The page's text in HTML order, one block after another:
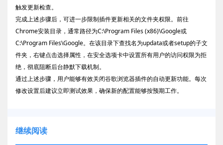
触发更新检查。
完成上述步骤后，可进一步限制插件更新相关的文件夹权限。前往
Chrome安装目录，通常路径为C:\Program Files (x86)\Google或
C:\Program Files\Google。在该目录下查找名为updata或者setup的子文
件夹，右键点击选择属性，在安全选项卡中设置所有用户的访问权限为拒
绝，彻底阻断后台静默下载机制。
通过上述步骤，用户能够有效关闭谷歌浏览器插件的自动更新功能。每次
修改设置后建议立即测试效果，确保新的配置能够按预期工作。
继续阅读